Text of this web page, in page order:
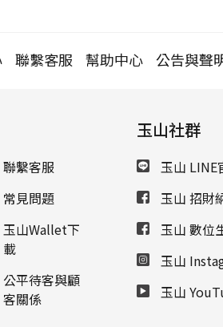
聯繫客服 幫助中心 公告與聲
聯繫客服
常見問題
玉山Wallet下
載
公平待客與顧
客關係
玉山社群
玉山 LINE
玉山 招財
玉山 數位
玉山
玉山